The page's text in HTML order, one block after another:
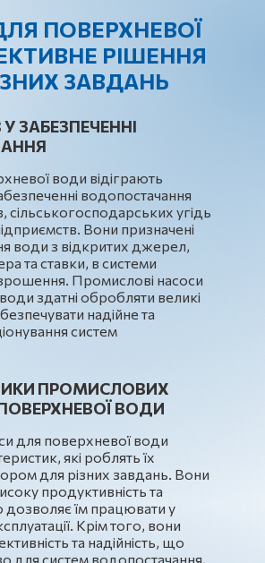
ПОВЕРХНЕВОЇ
РІШЕННЯ
ЗАВДАНЬ
ЗАБЕЗПЕЧЕННІ
води відіграють
водопостачання
сільськогосподарських угідь
Вони призначені
води з відкритих джерел,
та ставки, в системи
Промислові насоси
здатні обробляти великі
надійне та
систем
ПРОМИСЛОВИХ
ВОДИ
для поверхневої води
які роблять їх
для різних завдань. Вони
продуктивність та
дозволяє їм працювати у
Крім того, вони
та надійність, що
для систем водопостачання,